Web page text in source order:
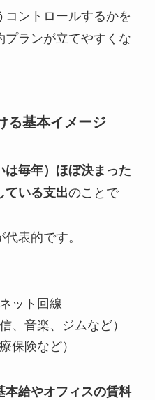
ントロールするかを
ランが立てやすくな
る基本イメージ
は毎年）ほぼ決まった
ている支出のことで
表的です。
ット回線
、音楽、ジムなど）
保険など）
本給やオフィスの賃料